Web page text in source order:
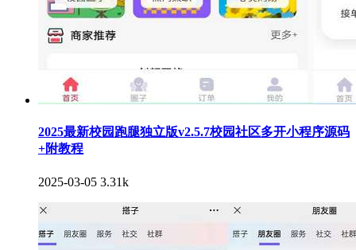
2025最新校园跑腿独立版v2.5.7校园社区多开小程序源码
+附教程
2025-03-05 3.31k